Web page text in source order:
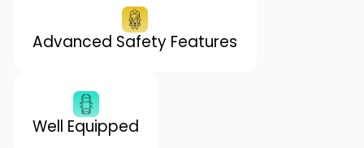
Advanced Safety Features
Well Equipped